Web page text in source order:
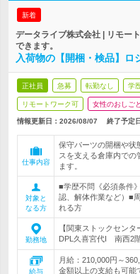
新着
データライブ株式会社 | リモー
できます。
入荷物の【開梱・検品】ロ
正社員 急募 転勤なし 学
リモートワーク可 女性のおしご
情報更新日：2026/08/07 終了予定
仕事内容
保守パーツの開梱や状
スを支える倉庫内での
ます。
対象と
なる方
■学歴不問《必須条件
認、解体作業など）■
れる方
勤務地
【関東ストックセン
DPL久喜宮代I 南西2
給与
月給：210,000円～
金額以上の支給も可